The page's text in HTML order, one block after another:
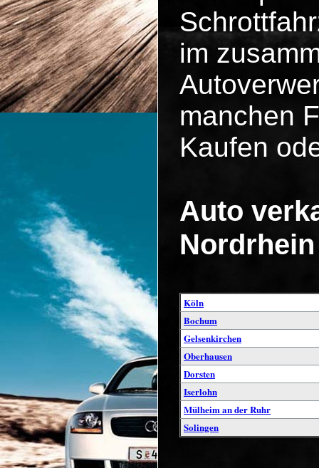
im
manchen
Kaufen
Auto
Köln
Bochum
Gelsenkirchen
Oberhausen
Dorsten
Iserlohn
Mülheim an der Ruhr
Solingen